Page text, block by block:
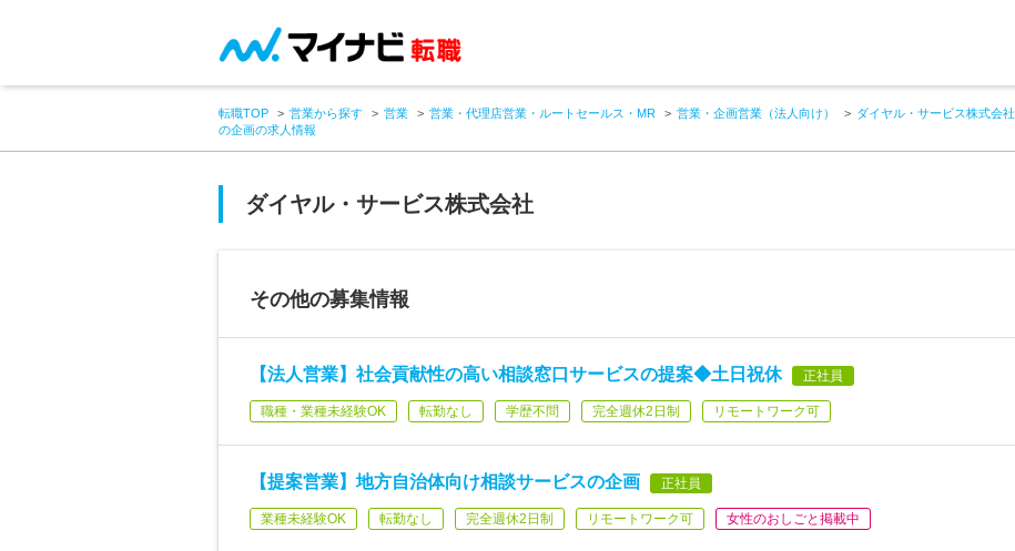
転職TOP 営業から探す 営業 営業・代理店営業・ルートセールス・MR 営業・企画営業（法人向け） ダイヤル・サービス株式会社
の企画の求人情報
ダイヤル・サービス株式会社
その他の募集情報
【法人営業】社会貢献性の高い相談窓口サービスの提案◆土日祝休 正社員
職種・業種未経験OK 転勤なし 学歴不問 完全週休2日制 リモートワーク可
【提案営業】地方自治体向け相談サービスの企画 正社員
業種未経験OK 転勤なし 完全週休2日制 リモートワーク可 女性のおしごと掲載中